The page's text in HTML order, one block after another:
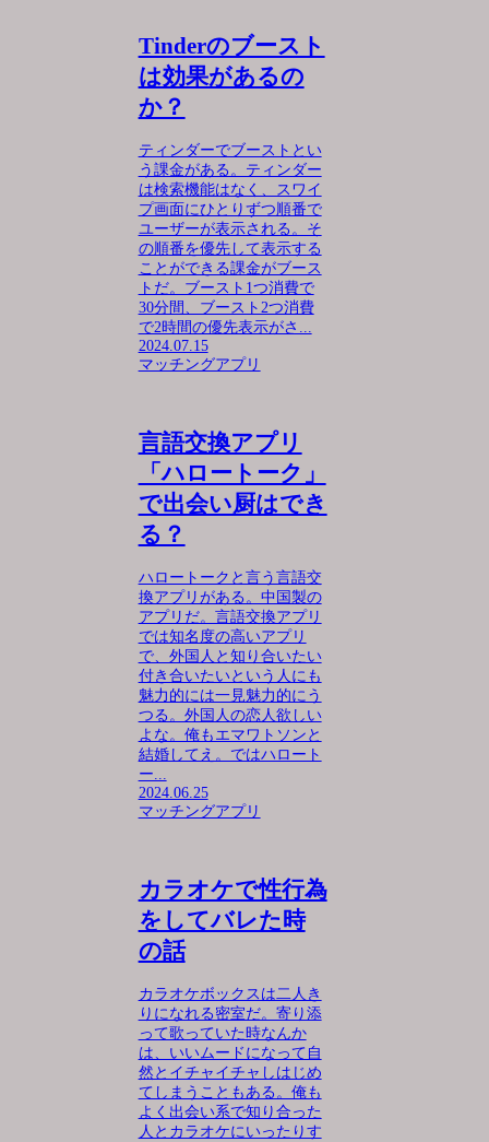
Tinderのブースト
は効果があるの
か？
ティンダーでブーストとい
う課金がある。ティンダー
は検索機能はなく、スワイ
プ画面にひとりずつ順番で
ユーザーが表示される。そ
の順番を優先して表示する
ことができる課金がブース
トだ。ブースト1つ消費で
30分間、ブースト2つ消費
で2時間の優先表示がさ...
2024.07.15
マッチングアプリ
言語交換アプリ
「ハロートーク」
で出会い厨はでき
る？
ハロートークと言う言語交
換アプリがある。中国製の
アプリだ。言語交換アプリ
では知名度の高いアプリ
で、外国人と知り合いたい
付き合いたいという人にも
魅力的には一見魅力的にう
つる。外国人の恋人欲しい
よな。俺もエマワトソンと
結婚してえ。ではハロート
ー...
2024.06.25
マッチングアプリ
カラオケで性行為
をしてバレた時
の話
カラオケボックスは二人き
りになれる密室だ。寄り添
って歌っていた時なんか
は、いいムードになって自
然とイチャイチャしはじめ
てしまうこともある。俺も
よく出会い系で知り合った
人とカラオケにいったりす